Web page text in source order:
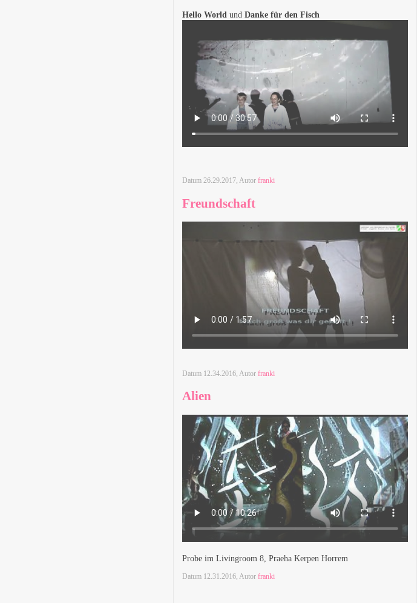
Hello Worldund Danke für den Fisch
Datum 26.29.2017, Autor franki
Freundschaft
Datum 12.34.2016, Autor franki
Alien
Probe im Livingroom 8, Praeha Kerpen Horrem
Datum 12.31.2016, Autor franki